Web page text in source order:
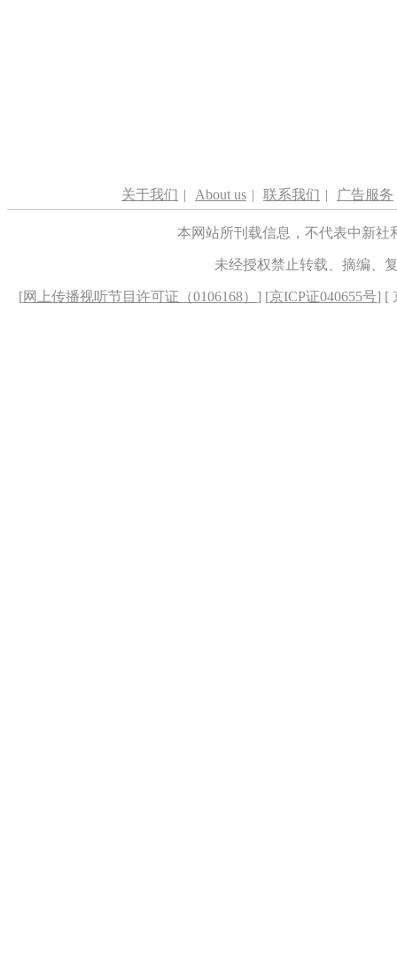
关于我们 | About us | 联系我们 | 广告服务
本网站所刊载信息，不代表中新
未经授权禁止转载、摘编、
[网上传播视听节目许可证（0106168） ] [京ICP证040655号] [